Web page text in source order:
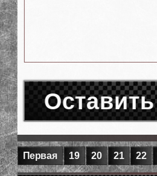
Первая 19 20 21 22